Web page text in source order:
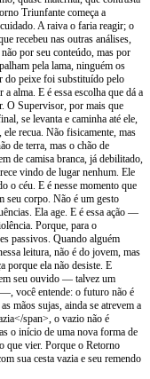
Triunfante começa a
A raiva o faria reagir; o
recebeu nas outras análises,
por seu conteúdo, mas por
pela lama, ninguém os
do peixe foi substituído pelo
alma. E é essa escolha que dá a
O Supervisor, por mais que
se levanta e caminha até ele,
ele recua. Não fisicamente, mas
de terra, mas o chão de
de camisa branca, já debilitado,
vindo de lugar nenhum. Ele
o céu. E é nesse momento que
seu corpo. Não é um gesto
Ela age. E é essa ação —
Porque, para o
passivos. Quando alguém
leitura, não é do jovem, mas
porque ela não desiste. E
seu ouvido — talvez um
—, você entende: o futuro não é
mãos sujas, ainda se atrevem a
span>, o vazio não é
o início de uma nova forma de
que vier. Porque o Retorno
sua cesta vazia e seu remendo